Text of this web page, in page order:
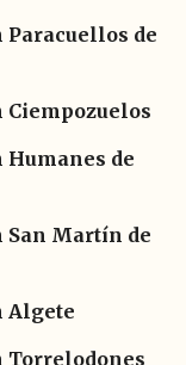
Paracuellos de
Ciempozuelos
Humanes de
San Martín de
Algete
Torrelodones